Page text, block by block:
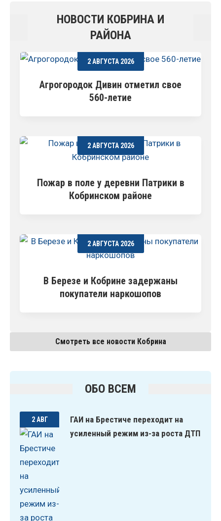
НОВОСТИ КОБРИНА И
РАЙОНА
2 АВГУСТА 2026
Агрогородок Дивин отметил свое
560-летие
2 АВГУСТА 2026
Пожар в поле у деревни Патрики в
Кобринском районе
2 АВГУСТА 2026
В Березе и Кобрине задержаны
покупатели наркошопов
Смотреть все новости Кобрина
ОБО ВСЕМ
2 АВГ
ГАИ на Брестиче переходит на
усиленный режим из-за роста ДТП